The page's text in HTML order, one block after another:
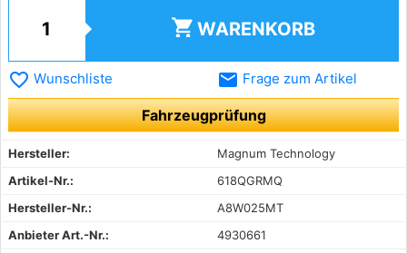
shopping_cart WARENKORB
favorite_border Wunschliste email Frage zum Artikel
Fahrzeugprüfung
Hersteller:
Magnum Technology
Artikel-Nr.:
618QGRMQ
Hersteller-Nr.:
A8W025MT
Anbieter Art.-Nr.:
4930661